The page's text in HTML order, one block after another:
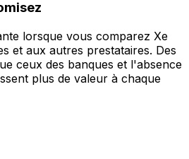
lorsque vous comparez Xe
et aux autres prestataires. Des
ceux des banques et l'absence
plus de valeur à chaque